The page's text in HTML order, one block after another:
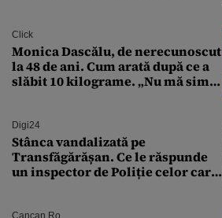
Click
Monica Dascălu, de nerecunoscut
la 48 de ani. Cum arată după ce a
slăbit 10 kilograme. „Nu mă simt
Digi24
Stânca vandalizată pe
Transfăgărășan. Ce le răspunde
un inspector de Poliție celor care
Cancan.ro